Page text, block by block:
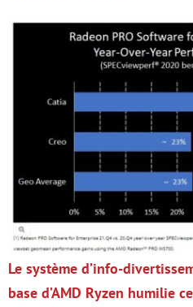
Le système d’info-
base d’AMD Ryzen humilie